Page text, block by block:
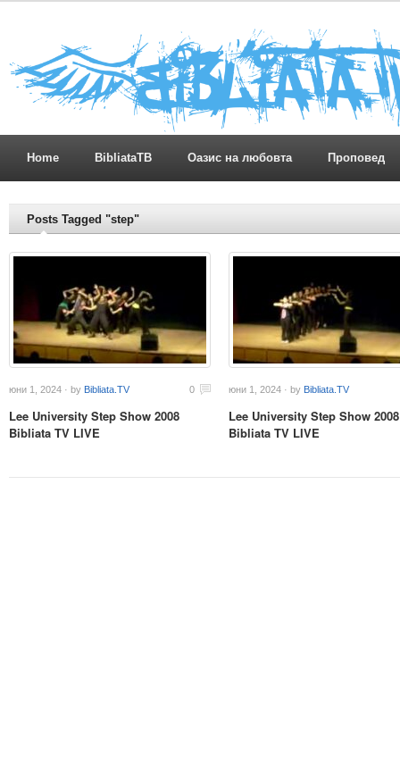
Home BibliataTB Оазис на любовта Проповед
Posts Tagged "step"
юни 1, 2024 · by Bibliata.TV 0
Lee University Step Show 2008
Bibliata TV LIVE
юни 1, 2024 · by Bibliata.TV
Lee University Step Show 2008
Bibliata TV LIVE